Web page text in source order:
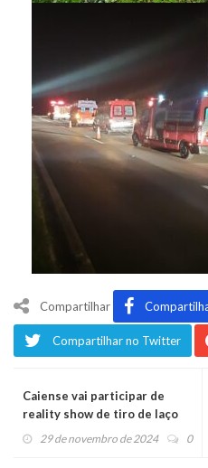
Compartilhar
Compartilhar no Twitter
Caiense vai participar de
reality show de tiro de laço
29 de novembro de 2024 0